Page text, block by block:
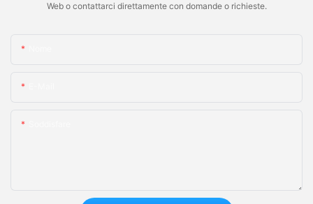
Web o contattarci direttamente con domande o richieste.